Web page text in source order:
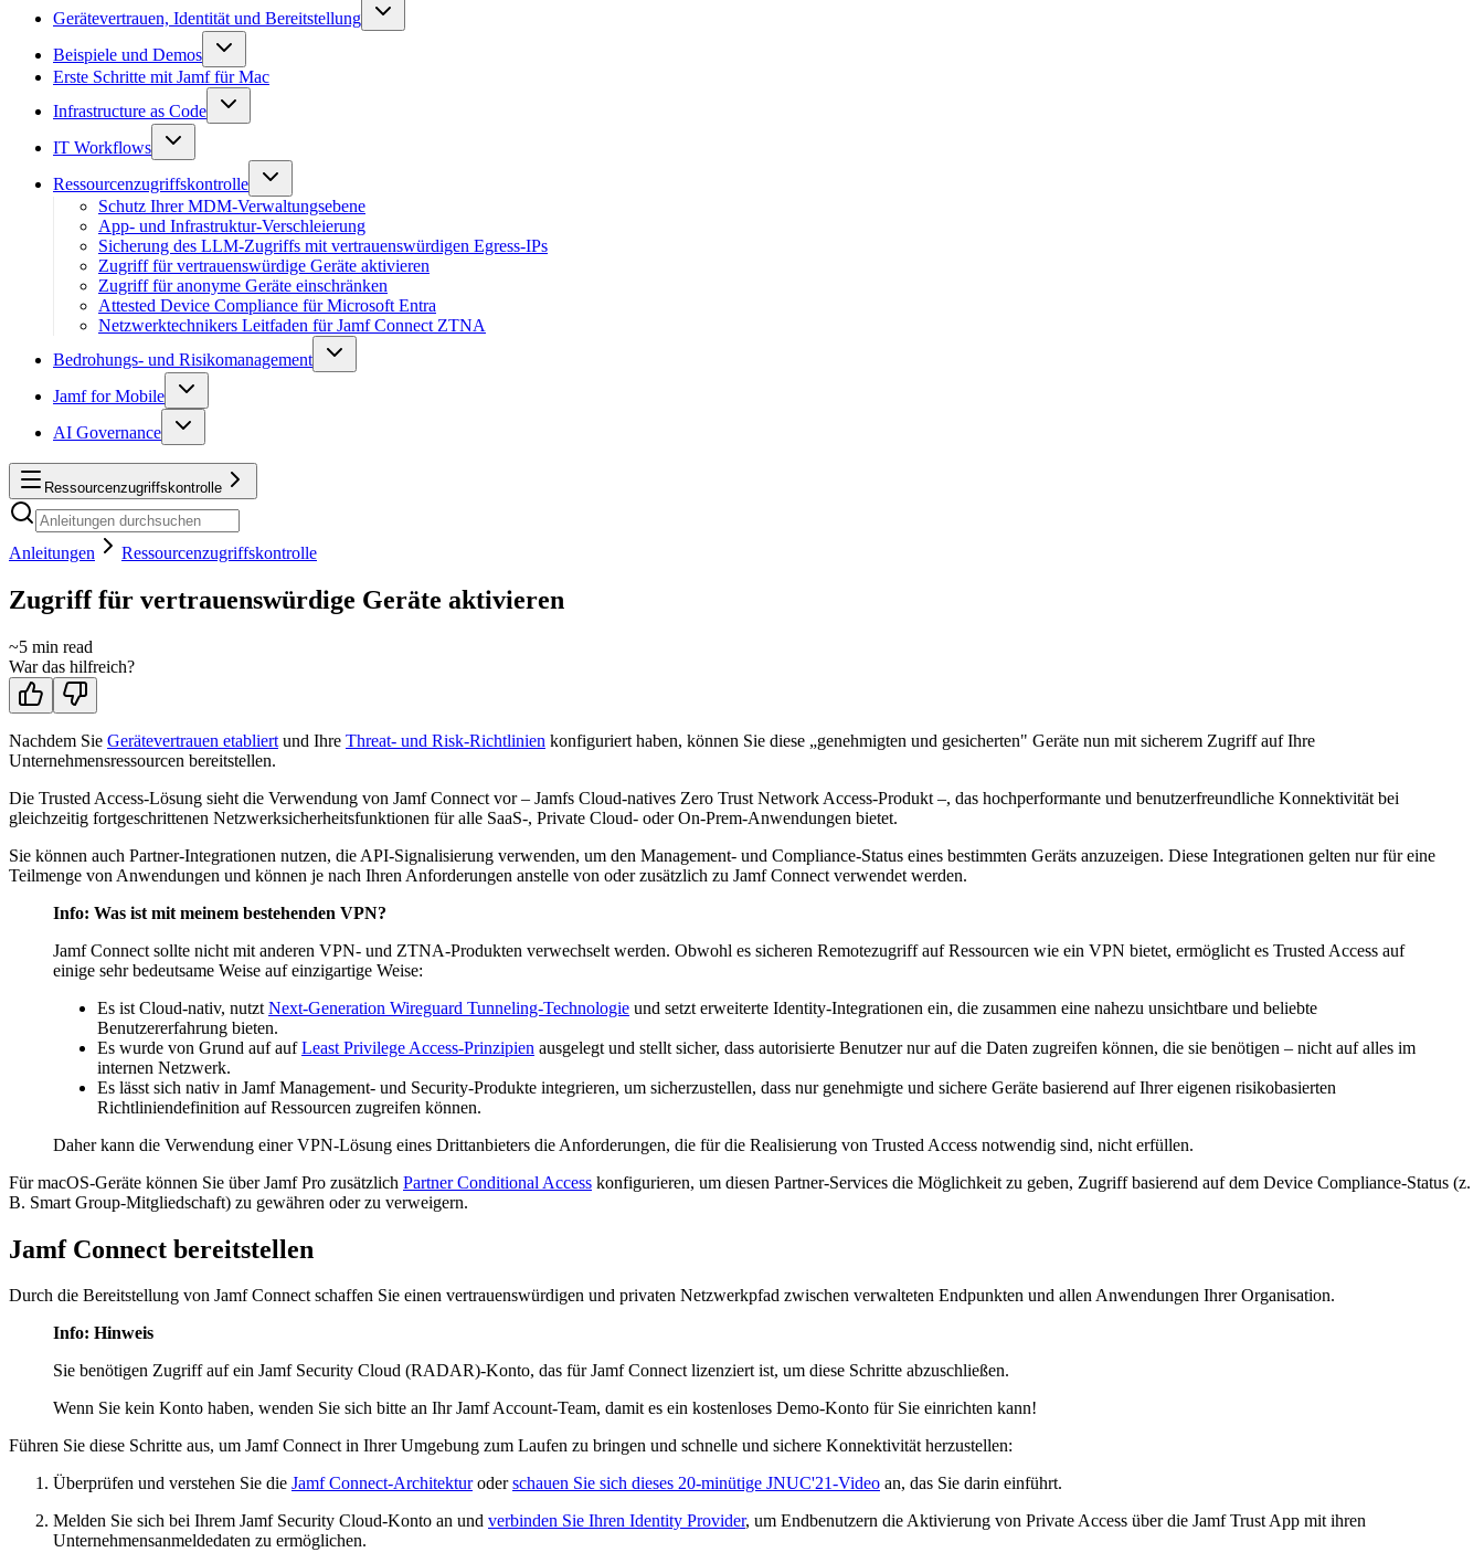
Gerätevertrauen, Identität und Bereitstellung
Beispiele und Demos
Erste Schritte mit Jamf für Mac
Infrastructure as Code
IT Workflows
Ressourcenzugriffskontrolle
Schutz Ihrer MDM-Verwaltungsebene
App- und Infrastruktur-Verschleierung
Sicherung des LLM-Zugriffs mit vertrauenswürdigen Egress-IPs
Zugriff für vertrauenswürdige Geräte aktivieren
Zugriff für anonyme Geräte einschränken
Attested Device Compliance für Microsoft Entra
Netzwerktechnikers Leitfaden für Jamf Connect ZTNA
Bedrohungs- und Risikomanagement
Jamf for Mobile
AI Governance
Ressourcenzugriffskontrolle
Anleitungen Ressourcenzugriffskontrolle
Zugriff für vertrauenswürdige Geräte aktivieren
~5 min read
War das hilfreich?
Nachdem Sie Gerätevertrauen etabliert und Ihre Threat- und Risk-Richtlinien konfiguriert haben, können Sie diese „genehmigten und gesicherten" Geräte nun mit sicherem Zugriff auf Ihre
Unternehmensressourcen bereitstellen.
Die Trusted Access-Lösung sieht die Verwendung von Jamf Connect vor – Jamfs Cloud-natives Zero Trust Network Access-Produkt –, das hochperformante und benutzerfreundliche Konnektivität bei
gleichzeitig fortgeschrittenen Netzwerksicherheitsfunktionen für alle SaaS-, Private Cloud- oder On-Prem-Anwendungen bietet.
Sie können auch Partner-Integrationen nutzen, die API-Signalisierung verwenden, um den Management- und Compliance-Status eines bestimmten Geräts anzuzeigen. Diese Integrationen gelten nur für eine
Teilmenge von Anwendungen und können je nach Ihren Anforderungen anstelle von oder zusätzlich zu Jamf Connect verwendet werden.
Info: Was ist mit meinem bestehenden VPN?
Jamf Connect sollte nicht mit anderen VPN- und ZTNA-Produkten verwechselt werden. Obwohl es sicheren Remotezugriff auf Ressourcen wie ein VPN bietet, ermöglicht es Trusted Access auf
einige sehr bedeutsame Weise auf einzigartige Weise:
Es ist Cloud-nativ, nutzt Next-Generation Wireguard Tunneling-Technologie und setzt erweiterte Identity-Integrationen ein, die zusammen eine nahezu unsichtbare und beliebte
Benutzererfahrung bieten.
Es wurde von Grund auf aufLeast Privilege Access-Prinzipien ausgelegt und stellt sicher, dass autorisierte Benutzer nur auf die Daten zugreifen können, die sie benötigen – nicht auf alles im
internen Netzwerk.
Es lässt sich nativ in Jamf Management- und Security-Produkte integrieren, um sicherzustellen, dass nur genehmigte und sichere Geräte basierend auf Ihrer eigenen risikobasierten
Richtliniendefinition auf Ressourcen zugreifen können.
Daher kann die Verwendung einer VPN-Lösung eines Drittanbieters die Anforderungen, die für die Realisierung von Trusted Access notwendig sind, nicht erfüllen.
Für macOS-Geräte können Sie über Jamf Pro zusätzlich Partner Conditional Access konfigurieren, um diesen Partner-Services die Möglichkeit zu geben, Zugriff basierend auf dem Device Compliance-Status (z.
B. Smart Group-Mitgliedschaft) zu gewähren oder zu verweigern.
Jamf Connect bereitstellen
Durch die Bereitstellung von Jamf Connect schaffen Sie einen vertrauenswürdigen und privaten Netzwerkpfad zwischen verwalteten Endpunkten und allen Anwendungen Ihrer Organisation.
Info: Hinweis
Sie benötigen Zugriff auf ein Jamf Security Cloud (RADAR)-Konto, das für Jamf Connect lizenziert ist, um diese Schritte abzuschließen.
Wenn Sie kein Konto haben, wenden Sie sich bitte an Ihr Jamf Account-Team, damit es ein kostenloses Demo-Konto für Sie einrichten kann!
Führen Sie diese Schritte aus, um Jamf Connect in Ihrer Umgebung zum Laufen zu bringen und schnelle und sichere Konnektivität herzustellen:
Überprüfen und verstehen Sie die Jamf Connect-Architekturoderschauen Sie sich dieses 20-minütige JNUC'21-Video an, das Sie darin einführt.
Melden Sie sich bei Ihrem Jamf Security Cloud-Konto an und verbinden Sie Ihren Identity Provider, um Endbenutzern die Aktivierung von Private Access über die Jamf Trust App mit ihren
Unternehmensanmeldedaten zu ermöglichen.